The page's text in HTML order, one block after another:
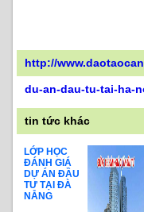
http://
du-an-dau-tu-tai-ha-
tin tức khác
LỚP HỌC
ĐÁNH GIÁ
DỰ ÁN ĐẦU
TƯ TẠI ĐÀ
NẴNG